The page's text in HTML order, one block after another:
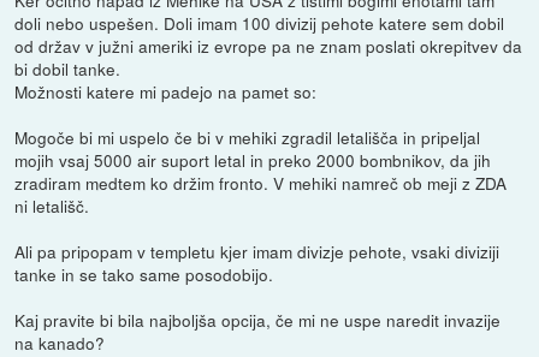
doli nebo uspešen. Doli imam 100 divizij pehote katere sem dobil
od držav v južni ameriki iz evrope pa ne znam poslati okrepitvev da
bi dobil tanke.
Možnosti katere mi padejo na pamet so:
Mogoče bi mi uspelo če bi v mehiki zgradil letališča in pripeljal
mojih vsaj 5000 air suport letal in preko 2000 bombnikov, da jih
zradiram medtem ko držim fronto. V mehiki namreč ob meji z ZDA
ni letališč.
Ali pa pripopam v templetu kjer imam divizje pehote, vsaki diviziji
tanke in se tako same posodobijo.
Kaj pravite bi bila najboljša opcija, če mi ne uspe naredit invazije
na kanado?